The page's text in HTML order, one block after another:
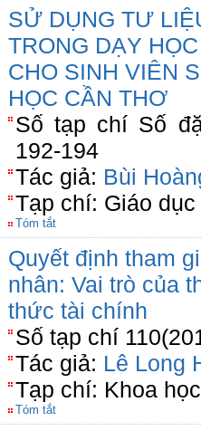
SỬ DỤNG TƯ
TRONG DẠY
CHO SINH VIÊN
HỌC CẦN THƠ
Số tạp chí Số
192-194
Tác giả: Bùi
Tạp chí: Giáo dục
Tóm tắt
Quyết định tham
nhân: Vai trò của
thức tài chính
Số tạp chí
Tác giả: Lê Long
Tạp chí: Khoa
Tóm tắt